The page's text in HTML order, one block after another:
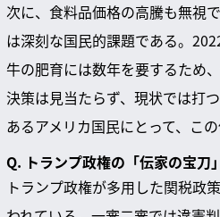
次に、食料品価格の高騰も無視
は深刻な国民的課題である。
牛の肥育には数年を要するため
決策は見当たらず、現状では打
あるアメリカ国民にとって、こ
Q. トランプ政権の「伝家の宝刀
トランプ政権が多用した関税政